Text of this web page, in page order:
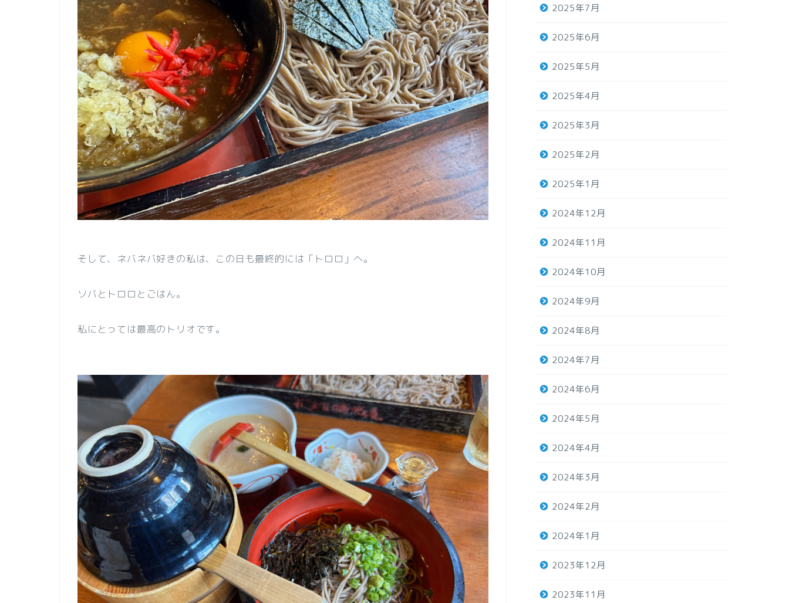
そして、ネバネバ好きの私は、この日も最終的には「トロロ」へ。
ソバとトロロとごはん。
私にとっては最高のトリオです。
2025年7月
2025年6月
2025年5月
2025年4月
2025年3月
2025年2月
2025年1月
2024年12月
2024年11月
2024年10月
2024年9月
2024年8月
2024年7月
2024年6月
2024年5月
2024年4月
2024年3月
2024年2月
2024年1月
2023年12月
2023年11月